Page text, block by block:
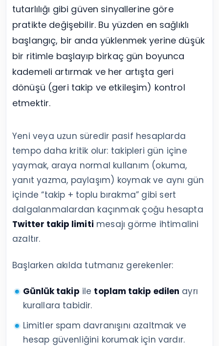
tutarlılığı gibi güven sinyallerine göre
pratikte değişebilir. Bu yüzden en sağlıklı
başlangıç, bir anda yüklenmek yerine düşük
bir ritimle başlayıp birkaç gün boyunca
kademeli artırmak ve her artışta geri
dönüşü (geri takip ve etkileşim) kontrol
etmektir.
Yeni veya uzun süredir pasif hesaplarda
tempo daha kritik olur: takipleri gün içine
yaymak, araya normal kullanım (okuma,
yanıt yazma, paylaşım) koymak ve aynı gün
içinde “takip + toplu bırakma” gibi sert
dalgalanmalardan kaçınmak çoğu hesapta
Twitter takip limiti mesajı görme ihtimalini
azaltır.
Başlarken akılda tutmanız gerekenler:
Günlük takip ile toplam takip edilen ayrı
kurallara tabidir.
Limitler spam davranışını azaltmak ve
hesap güvenliğini korumak için vardır.